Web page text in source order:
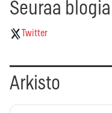
Seuraa blogia
Twitter
Arkisto